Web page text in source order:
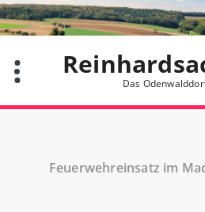
Zum
Inhalt
springen
Das
Feuerwehreinsatz im